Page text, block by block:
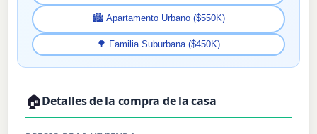
🏙️ Apartamento Urbano ($550K)
🌳 Familia Suburbana ($450K)
🏠Detalles de la compra de la casa